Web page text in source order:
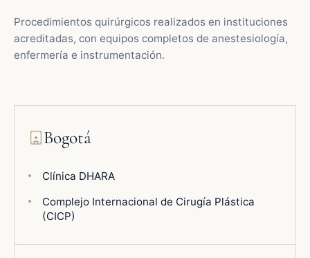
Procedimientos quirúrgicos realizados en instituciones
acreditadas, con equipos completos de anestesiología,
enfermería e instrumentación.
Bogotá
Clínica DHARA
Complejo Internacional de Cirugía Plástica
(CICP)